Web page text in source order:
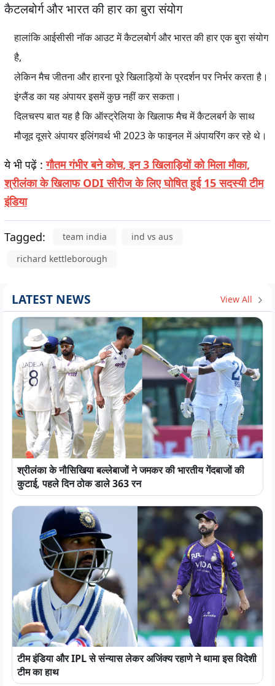
कैटलबोर्ग और भारत की हार का बुरा संयोग
हालांकि आईसीसी नॉक आउट में कैटलबोर्ग और भारत की हार एक बुरा संयोग
है,
लेकिन मैच जीतना और हारना पूरे खिलाड़ियों के प्रदर्शन पर निर्भर करता है।
इंग्लैंड का यह अंपायर इसमें कुछ नहीं कर सकता।
दिलचस्प बात यह है कि ऑस्ट्रेलिया के खिलाफ मैच में कैटलबर्ग के साथ
मौजूद दूसरे अंपायर इलिंगवर्थ भी 2023 के फाइनल में अंपायरिंग कर रहे थे।
ये भी पढ़ें :गौतम गंभीर बने कोच, इन 3 खिलाड़ियों को मिला मौका,
श्रीलंका के खिलाफ ODI सीरीज के लिए घोषित हुई 15 सदस्यी टीम
इंडिया
Tagged: team india
ind vs aus
richard kettleborough
LATEST NEWS View All
श्रीलंका के नौसिखिया बल्लेबाजों ने जमकर की भारतीय गेंदबाजों की
कुटाई, पहले दिन ठोक डाले 363 रन
टीम इंडिया और IPL से संन्यास लेकर अजिंक्य रहाणे ने थामा इस विदेशी
टीम का हाथ